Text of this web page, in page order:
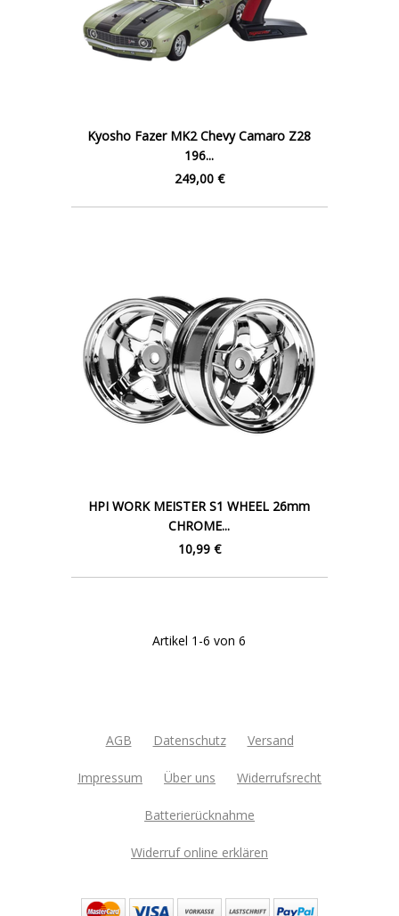
Kyosho Fazer MK2 Chevy Camaro Z28
196...
249,00 €
HPI WORK MEISTER S1 WHEEL 26mm
CHROME...
10,99 €
Artikel 1-6 von 6
AGB Datenschutz Versand
Impressum Über uns Widerrufsrecht
Batterierücknahme
Widerruf online erklären